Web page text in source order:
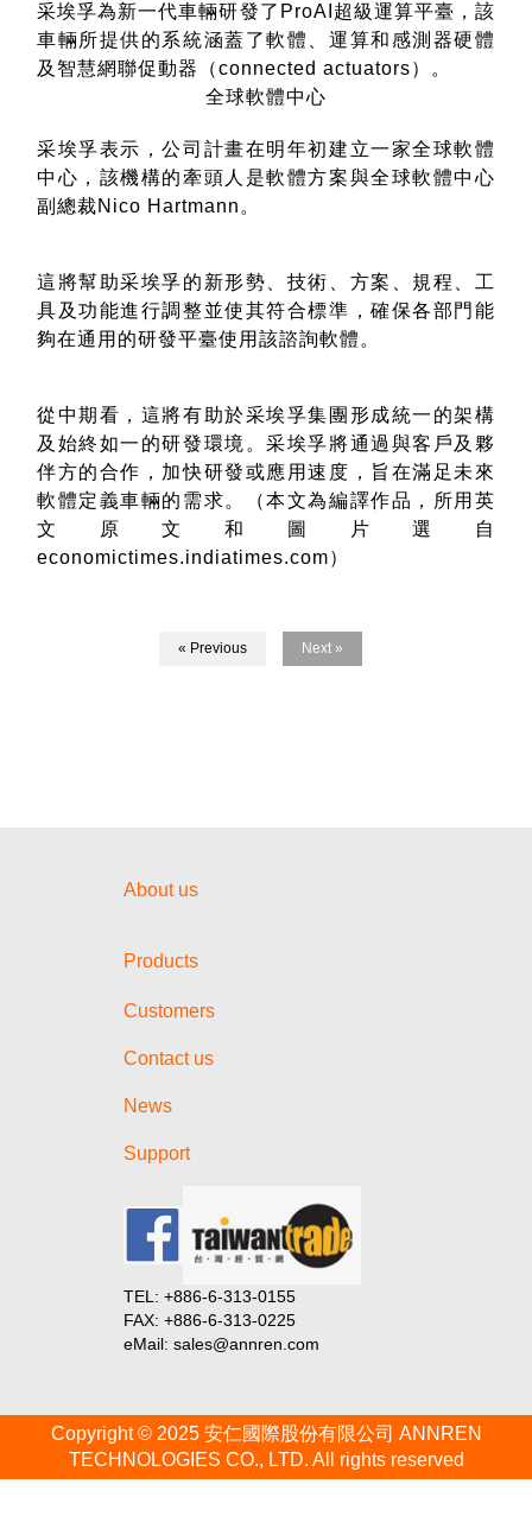
采埃孚為新一代車輛研發了 ProAI 超級運算平臺 ，該
車輛所提供的系統涵蓋了軟體、運算和感測器硬體
及智慧網聯促動器（connected actuators）。
全球軟體中心
采埃孚表示，公司計畫在明年初建立一家全球軟體
中心，該機構的牽頭人是軟體方案與全球軟體中心
副總裁Nico Hartmann 。
這將幫助采埃孚的新形勢、技術、方案、規程、工
具及功能進行調整並使其符合標準，確保各部門能
夠在通用的研發平臺使用該諮詢軟體。
從中期看，這將有助於采埃孚集團形成統一的架構
及始終如一的研發環境。采埃孚將通過與客戶及夥
伴方的合作，加快研發或應用速度，旨在滿足未來
軟體定義車輛的需求。
（本文為編譯作品，所用英
文原文和圖片選自
economictimes.indiatimes.com）
« Previous Next »
About us
Products
Customers
Contact us
News
Support
TEL: +886-6-313-0155
FAX: +886-6-313-0225
eMail: sales@annren.com
Copyright © 2025 安仁國際股份有限公司 ANNREN
TECHNOLOGIES CO., LTD. All rights reserved